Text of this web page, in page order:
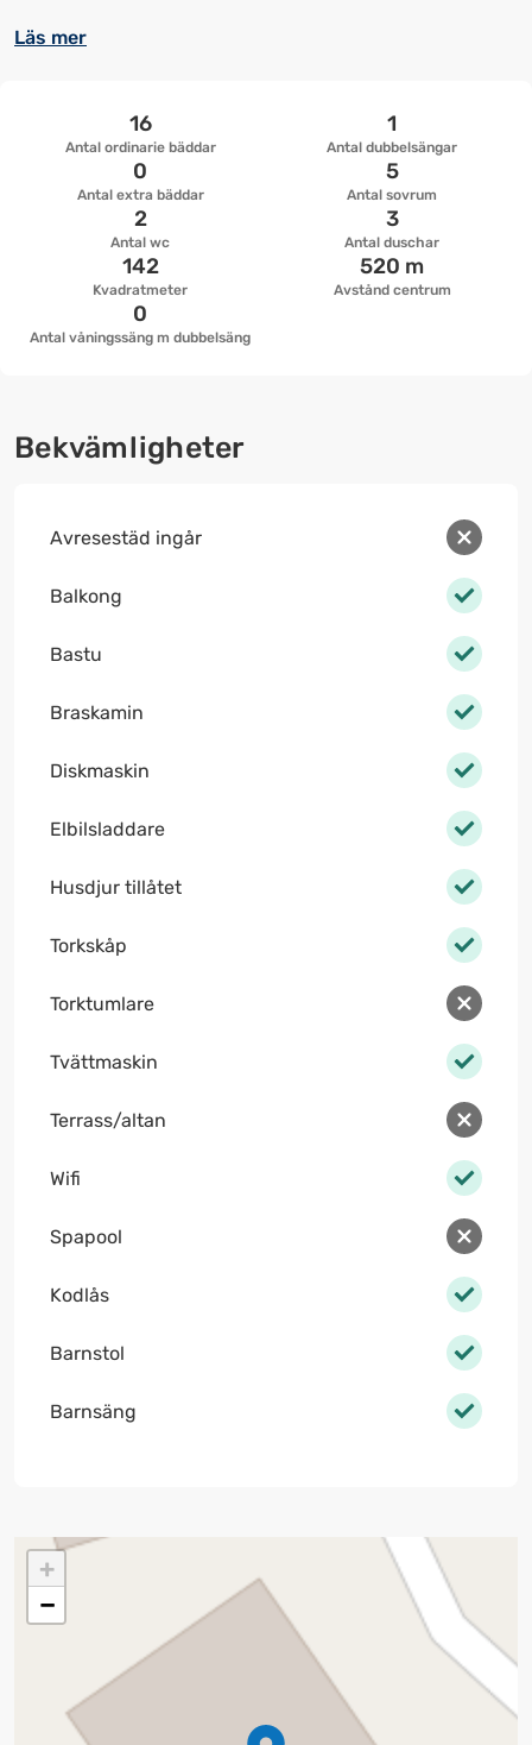
Läs mer
Antal ordinarie bäddar
16
Antal dubbelsängar
1
Antal extra bäddar
0
Antal sovrum
5
Antal wc
2
Antal duschar
3
Kvadratmeter
142
Avstånd centrum
520 m
Antal våningssäng m dubbelsäng
0
Bekvämligheter
Avresestäd ingår
Balkong
Bastu
Braskamin
Diskmaskin
Elbilsladdare
Husdjur tillåtet
Torkskåp
Torktumlare
Tvättmaskin
Terrass/altan
Wifi
Spapool
Kodlås
Barnstol
Barnsäng
+
−